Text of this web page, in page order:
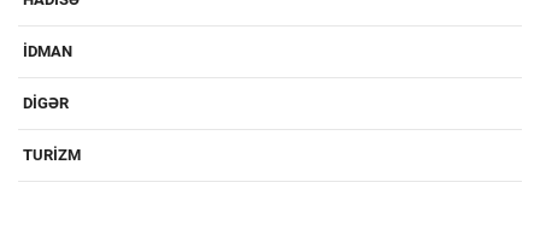
IDMAN
DIGƏR
TURIZM